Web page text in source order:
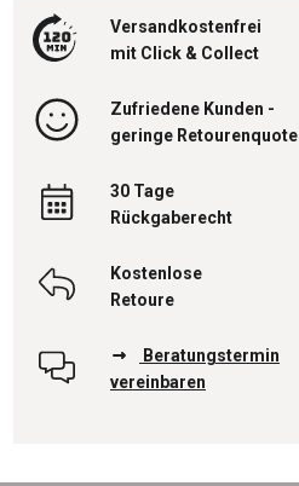
Versandkostenfrei
mit Click & Collect
Zufriedene Kunden -
geringe Retourenquote
30 Tage
Rückgaberecht
Kostenlose
Retoure
Beratungstermin
vereinbaren